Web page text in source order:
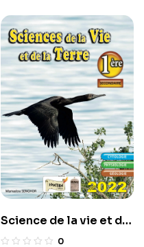
Science de la vie et de
la terre 1ʳᵉ 0